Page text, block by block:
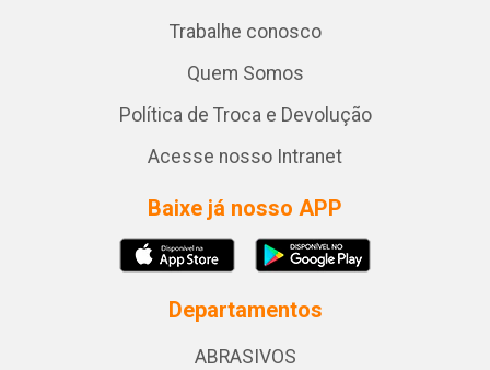
Trabalhe conosco
Quem Somos
Política de Troca e Devolução
Acesse nosso Intranet
Baixe já nosso APP
Departamentos
ABRASIVOS